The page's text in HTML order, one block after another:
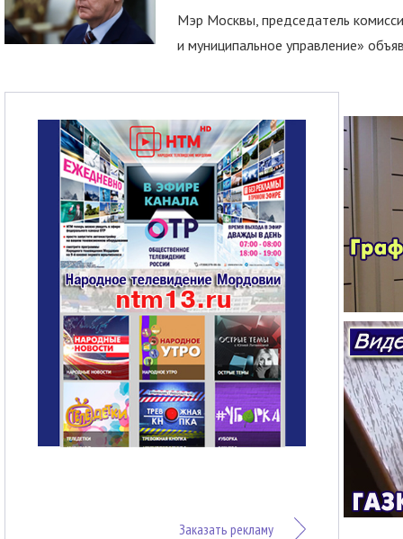
Мэр Москвы, председатель
и муниципальное управление»
Заказать рекламу